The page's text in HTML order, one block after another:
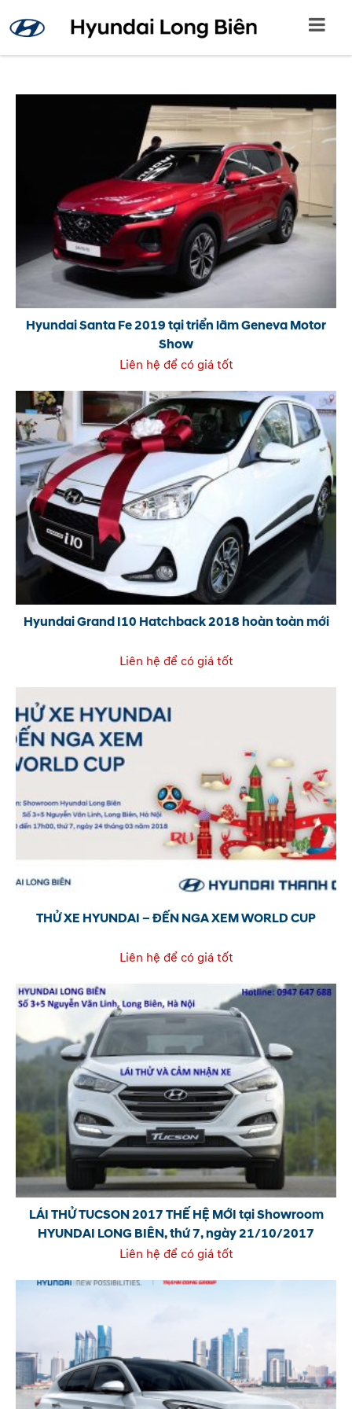
Hyundai Santa Fe 2019 tại triển lãm Geneva Motor
Show
Liên hệ để có giá tốt
Hyundai Grand I10 Hatchback 2018 hoàn toàn mới
Liên hệ để có giá tốt
THỬ XE HYUNDAI – ĐẾN NGA XEM WORLD CUP
Liên hệ để có giá tốt
LÁI THỬ TUCSON 2017 THẾ HỆ MỚI tại Showroom
HYUNDAI LONG BIÊN, thứ 7, ngày 21/10/2017
Liên hệ để có giá tốt